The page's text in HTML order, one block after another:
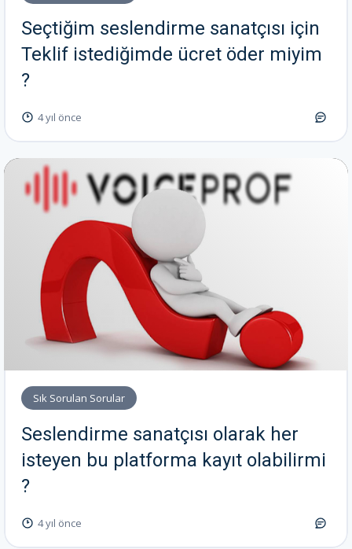
Seçtiğim seslendirme sanatçısı için
Teklif istediğimde ücret öder miyim
?
4 yıl önce
Sık Sorulan Sorular
Seslendirme sanatçısı olarak her
isteyen bu platforma kayıt olabilirmi
?
4 yıl önce